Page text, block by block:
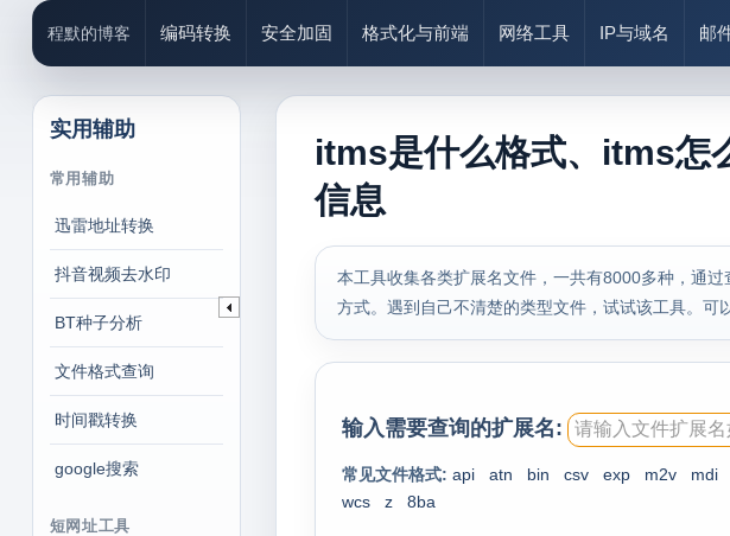
程默的博客 编码转换 安全加固 格式化与前端 网络工具 IP与域名 邮
实用辅助
常用辅助
迅雷地址转换
抖音视频去水印
BT种子分析
文件格式查询
时间戳转换
google搜索
短网址工具
itms是什么格式、itms怎
信息
本工具收集各类扩展名文件，一共有8000多种，通
方式。遇到自己不清楚的类型文件，试试该工具。可
输入需要查询的扩展名:
常见文件格式: api atn bin csv exp m2v mdi
wcs
z 8ba